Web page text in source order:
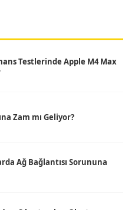
Testlerinde Apple M4 Max
Zam mı Geliyor?
Ağ Bağlantısı Sorununa